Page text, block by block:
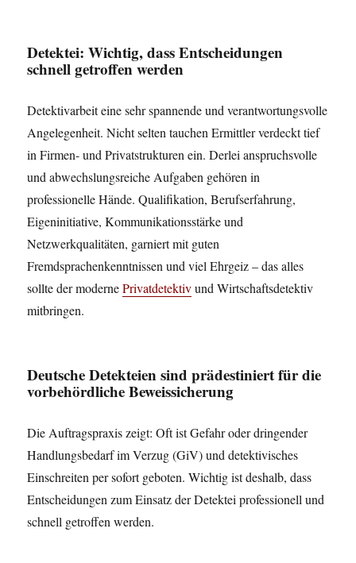
Detektei: Wichtig, dass Entscheidungen
schnell getroffen werden
Detektivarbeit eine sehr spannende und verantwortungsvolle
Angelegenheit. Nicht selten tauchen Ermittler verdeckt tief
in Firmen- und Privatstrukturen ein. Derlei anspruchsvolle
und abwechslungsreiche Aufgaben gehören in
professionelle Hände. Qualifikation, Berufserfahrung,
Eigeninitiative, Kommunikationsstärke und
Netzwerkqualitäten, garniert mit guten
Fremdsprachenkenntnissen und viel Ehrgeiz – das alles
sollte der modernePrivatdetektivund Wirtschaftsdetektiv
mitbringen.
Deutsche Detekteien sind prädestiniert für die
vorbehördliche Beweissicherung
Die Auftragspraxis zeigt: Oft ist Gefahr oder dringender
Handlungsbedarf im Verzug (GiV) und detektivisches
Einschreiten per sofort geboten. Wichtig ist deshalb, dass
Entscheidungen zum Einsatz der Detektei professionell und
schnell getroffen werden.